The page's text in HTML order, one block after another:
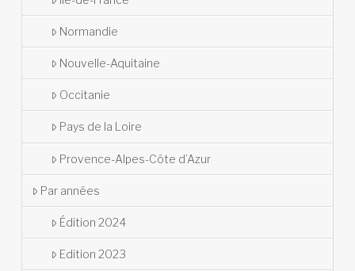
Normandie
Nouvelle-Aquitaine
Occitanie
Pays de la Loire
Provence-Alpes-Côte d’Azur
Par années
Édition 2024
Edition 2023